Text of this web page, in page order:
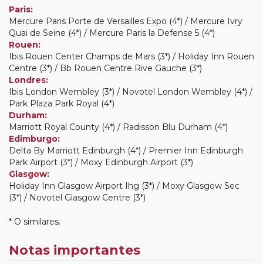
Paris:
Mercure Paris Porte de Versailles Expo (4*) / Mercure Ivry
Quai de Seine (4*) / Mercure Paris la Defense 5 (4*)
Rouen:
Ibis Rouen Center Champs de Mars (3*) / Holiday Inn Rouen
Centre (3*) / Bb Rouen Centre Rive Gauche (3*)
Londres:
Ibis London Wembley (3*) / Novotel London Wembley (4*) /
Park Plaza Park Royal (4*)
Durham:
Marriott Royal County (4*) / Radisson Blu Durham (4*)
Edimburgo:
Delta By Marriott Edinburgh (4*) / Premier Inn Edinburgh
Park Airport (3*) / Moxy Edinburgh Airport (3*)
Glasgow:
Holiday Inn Glasgow Airport Ihg (3*) / Moxy Glasgow Sec
(3*) / Novotel Glasgow Centre (3*)
* O similares.
Notas importantes